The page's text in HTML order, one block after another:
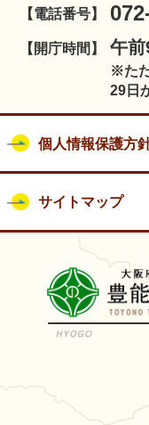
【電話番号】
【開庁時間】 午
※た
29日
個人情報保護方
サイトマップ